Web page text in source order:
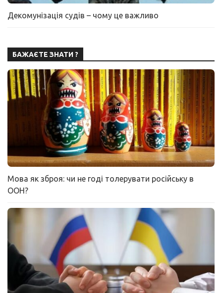
Декомунізація судів – чому це важливо
БАЖАЄТЕ ЗНАТИ ?
Мова як зброя: чи не годі толерувати російську в
ООН?